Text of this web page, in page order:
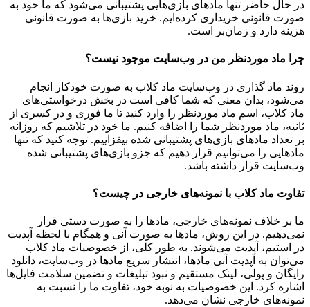
در حال حاضر تنها مادهای بازی‌هایی پشتیبانی می‌شود که ما خود به
صورت قانونی خریداری کرده‌ایم. خرید بازی‌ها به صورت قانونی
هزینه دارد و زمان‌بر است.
چرا ماد موردنظر من در وب‌سایت موجود نیست؟
روند ماد گذاری در وب‌سایت ماد کلاب به صورت خودکار انجام
می‌شود، بدان معنی که شما کافی است در بخش درخواستی‌های
ماد کلاب، اسم ماد موردنظر را وارد کنید تا ما فوری و در کسری از
ثانیه، ماد موردنظر شما را اضافه کنیم. ما خود در تلاشیم که روزانه
بر تعداد مادهای بازی‌های پشتیبانی شده بیفزاییم. توجه کنید که تنها
مادهایی را می‌توانیم قرار دهیم که جزو بازی‌های پشتیبانی شده
وب‌سایت قرار داشته باشد.
تفاوت ماد کلاب با نمونه‌های خارجی در چیست؟
ما بر خلاف نمونه‌های خارجی، مادها را به صورت دستی قرار
نمی‌دهیم. در این روش، مادها به صورت آنی و همگام با لحظه آپدیت
در استیم، آپدیت می‌شوند. به طور کلی، از خصوصیات ماد کلاب
می‌‌توان به آپدیت آنی مادها، انتشار سریع مادها در وب‌سایت، دانلود
رایگان و پولی، لینک مستقیم و نبود تبلیغات و تضمین سلامت فایل‌ها
اشاره کرد. این خصوصیات به نوبه خود، تفاوت ما را نسبت به
نمونه‌های خارجی نشان می‌دهد.